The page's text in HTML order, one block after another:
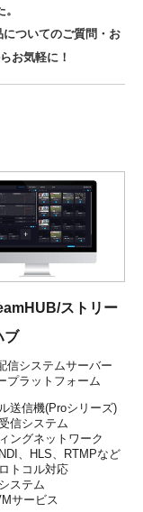
ついてのご質問・お
お気軽に！
ストリー
ブ
信システムサーバー
プラットフォーム
送信機(Proシリーズ)
信システム
ングネットワーク
、HLS、RTMPなど
トコル対応
ステム
サービス